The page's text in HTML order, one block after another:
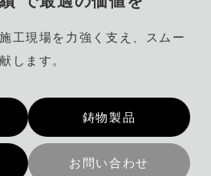
工現場を力強く支え、スムー
します。
鋳物製品
お問い合わせ